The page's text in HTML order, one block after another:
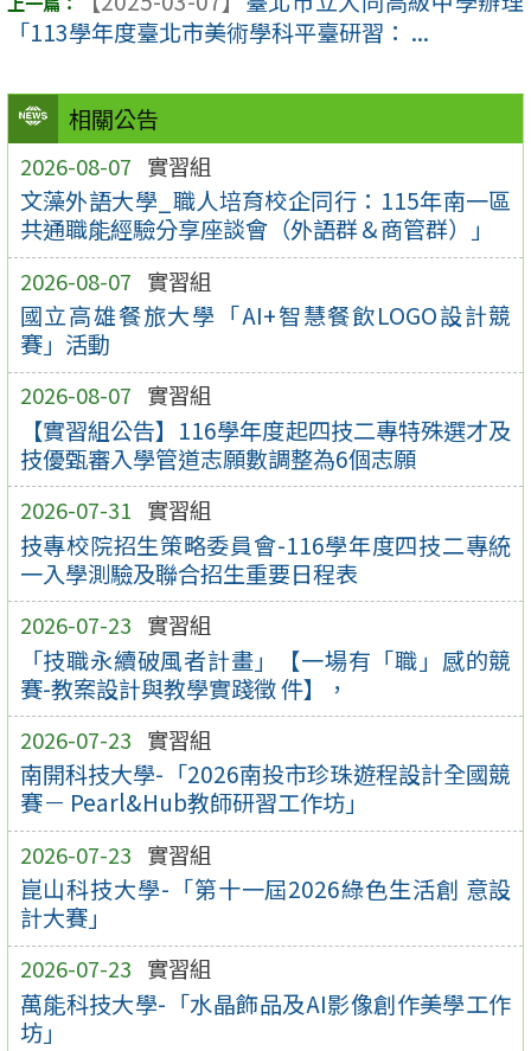
相關公告
2026-08-07 實習組
文藻外語大學_職人培育校企同行：115年南一區
共通職能經驗分享座談會（外語群＆商管群）」
2026-08-07 實習組
國立高雄餐旅大學「AI+智慧餐飲LOGO設計競
賽」活動
2026-08-07 實習組
【實習組公告】116學年度起四技二專特殊選才及
技優甄審入學管道志願數調整為6個志願
2026-07-31 實習組
技專校院招生策略委員會-116學年度四技二專統
一入學測驗及聯合招生重要日程表
2026-07-23 實習組
「技職永續破風者計畫」【一場有「職」感的競
賽-教案設計與教學實踐徵 件】，
2026-07-23 實習組
南開科技大學-「2026南投市珍珠遊程設計全國競
賽－ Pearl&Hub教師研習工作坊」
2026-07-23 實習組
崑山科技大學-「第十一屆2026綠色生活創 意設
計大賽」
2026-07-23 實習組
萬能科技大學-「水晶飾品及AI影像創作美學工作
坊」
「113學年度臺北市美術學科平臺研習： ...